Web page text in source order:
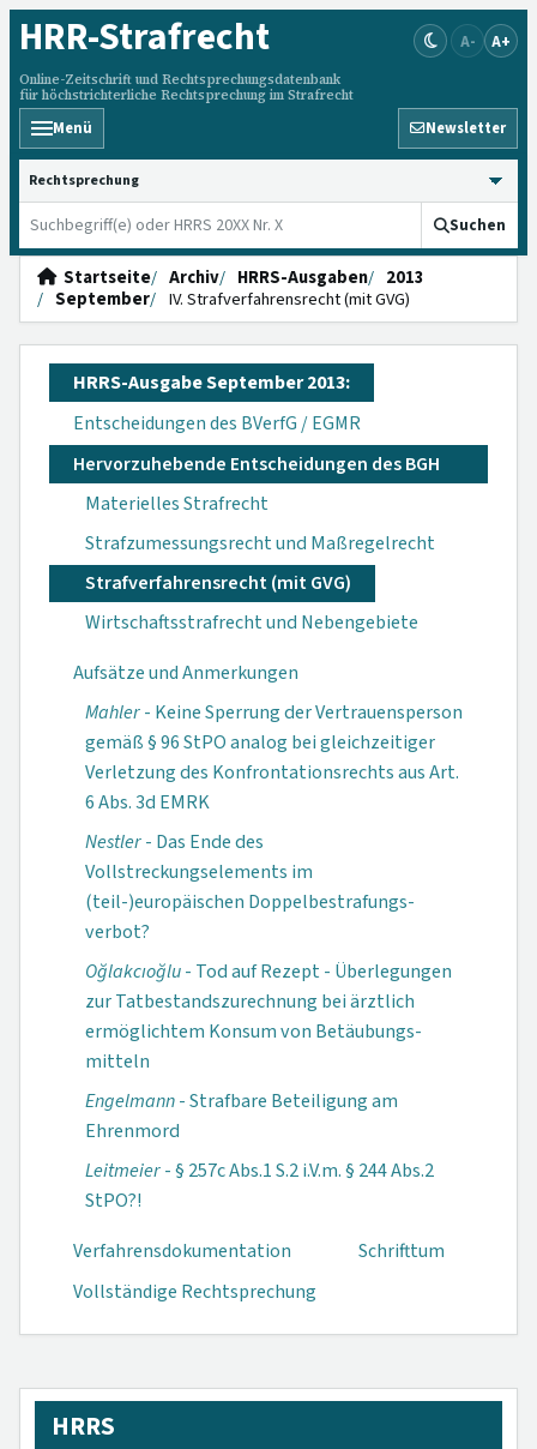
HRR-Strafrecht
Online-Zeitschrift und Rechtsprechungsdatenbank
für höchstrichterliche Rechtsprechung im Strafrecht
A- A+
Menü Newsletter
HRRS durchsuchen
Suchen
Startseite Archiv HRRS-Ausgaben
2013
September
IV. Strafverfahrensrecht (mit GVG)
HRRS-Ausgabe September 2013:
Entscheidungen des BVerfG / EGMR
Hervorzuhebende Entscheidungen des BGH
Materielles Strafrecht
Strafzumessungsrecht und Maßregelrecht
Strafverfahrensrecht (mit GVG)
Wirtschaftsstrafrecht und Nebengebiete
Aufsätze und Anmerkungen
Mahler- Keine Sperrung der Vertrauensperson
gemäß § 96 StPO analog bei gleichzeitiger
Verletzung des Kon­fron­tations­rechts aus Art.
6 Abs. 3d EMRK
Nestler- Das Ende des
Vollstreckungselements im
(teil-)europäischen Doppelbestrafungs­
verbot?
Oğlakcıoğlu- Tod auf Rezept - Überlegungen
zur Tatbestands­zurechnung bei ärztlich
ermöglichtem Konsum von Betäubungs­
mitteln
Engelmann- Strafbare Beteiligung am
Ehrenmord
Leitmeier- § 257c Abs.1 S.2 i.V.m. § 244 Abs.2
StPO?!
Verfahrensdokumen­tation
Schrifttum
Vollständige Rechtsprechung
HRRS